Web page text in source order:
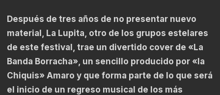
Después de tres años de no presentar nuevo
material, La Lupita, otro de los grupos estelares
de este festival, trae un divertido cover de «La
Banda Borracha», un sencillo producido por «la
Chiquis» Amaro y que forma parte de lo que será
el inicio de un regreso musical de los más